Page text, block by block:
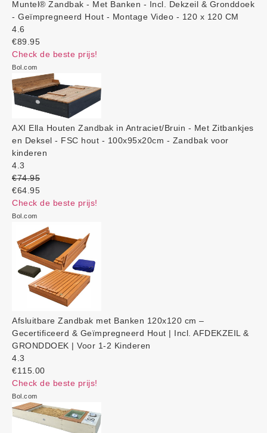
Muntel® Zandbak - Met Banken - Incl. Dekzeil & Gronddoek
- Geïmpregneerd Hout - Montage Video - 120 x 120 CM
4.6
€89.95
Check de beste prijs!
Bol.com
AXI Ella Houten Zandbak in Antraciet/Bruin - Met Zitbankjes
en Deksel - FSC hout - 100x95x20cm - Zandbak voor
kinderen
4.3
€74.95
€64.95
Check de beste prijs!
Bol.com
Afsluitbare Zandbak met Banken 120x120 cm –
Gecertificeerd & Geïmpregneerd Hout | Incl. AFDEKZEIL &
GRONDDOEK | Voor 1-2 Kinderen
4.3
€115.00
Check de beste prijs!
Bol.com